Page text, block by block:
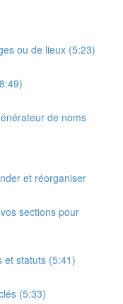
ou de lieux (5:23)
de noms
et réorganiser
sections pour
et statuts (5:41)
(5:33)